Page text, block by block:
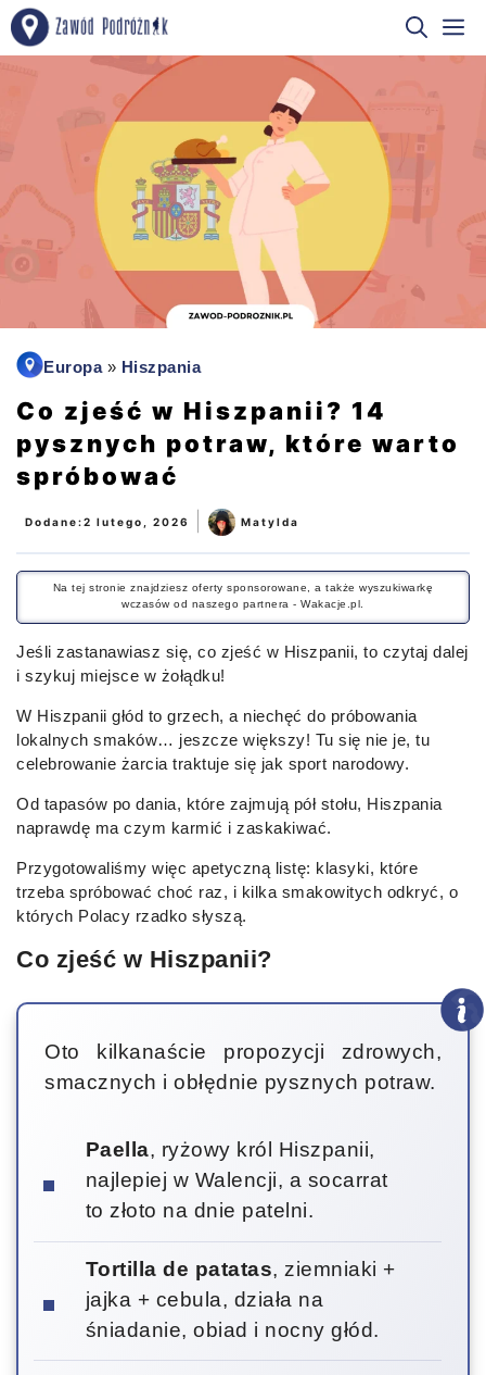
Przejdź
do
Europa» Hiszpania
Co zjeść w Hiszpanii? 14
pysznych potraw, które warto
spróbować
Dodane:2 lutego, 2026 Matylda
Na tej stronie znajdziesz oferty sponsorowane, a także wyszukiwarkę
wczasów od naszego partnera - Wakacje.pl.
Jeśli zastanawiasz się, co zjeść w Hiszpanii, to czytaj dalej
i szykuj miejsce w żołądku!
W Hiszpanii głód to grzech, a niechęć do próbowania
lokalnych smaków… jeszcze większy! Tu się nie je, tu
celebrowanie żarcia traktuje się jak sport narodowy.
Od tapasów po dania, które zajmują pół stołu, Hiszpania
naprawdę ma czym karmić i zaskakiwać.
Przygotowaliśmy więc apetyczną listę: klasyki, które
trzeba spróbować choć raz, i kilka smakowitych odkryć, o
których Polacy rzadko słyszą.
Co zjeść w Hiszpanii?
Oto kilkanaście propozycji zdrowych,
smacznych i obłędnie pysznych potraw.
Paella, ryżowy król Hiszpanii,
najlepiej w Walencji, a socarrat
to złoto na dnie patelni.
Tortilla de patatas, ziemniaki +
jajka + cebula, działa na
śniadanie, obiad i nocny głód.